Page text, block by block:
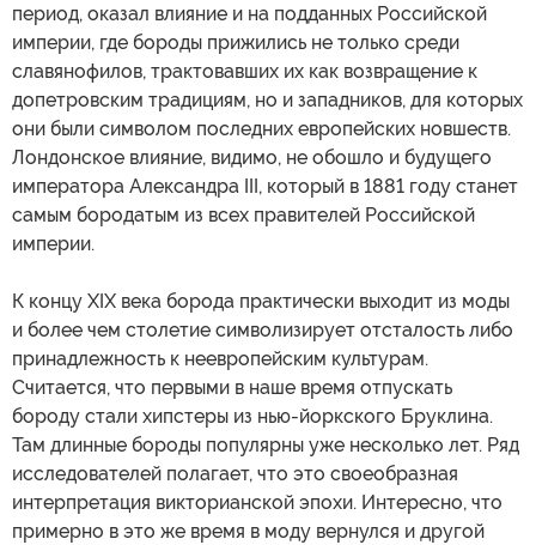
период, оказал влияние и на подданных Российской
империи, где бороды прижились не только среди
славянофилов, трактовавших их как возвращение к
допетровским традициям, но и западников, для которых
они были символом последних европейских новшеств.
Лондонское влияние, видимо, не обошло и будущего
императора Александра III, который в 1881 году станет
самым бородатым из всех правителей Российской
империи.
К концу XIX века борода практически выходит из моды
и более чем столетие символизирует отсталость либо
принадлежность к неевропейским культурам.
Считается, что первыми в наше время отпускать
бороду стали хипстеры из нью-йоркского Бруклина.
Там длинные бороды популярны уже несколько лет. Ряд
исследователей полагает, что это своеобразная
интерпретация викторианской эпохи. Интересно, что
примерно в это же время в моду вернулся и другой